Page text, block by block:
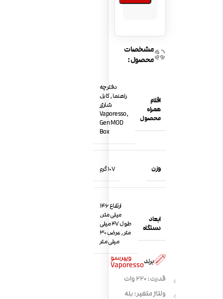
مشخصات
محصول:
اقلام
همراه
محصول
دفترچه
راهنما, کابل
شارژر
,Vaporesso
Gen MOD
Box
وزن 107 گرم
ابعاد
دستگاه
ارتفاع 146
میلی متر,
طول 47 میلی
متر, عرض 30
میلی متر
برند ویپرسو
Vaporesso
قدرت: 220 وات
ولتاژ متغیر: بله